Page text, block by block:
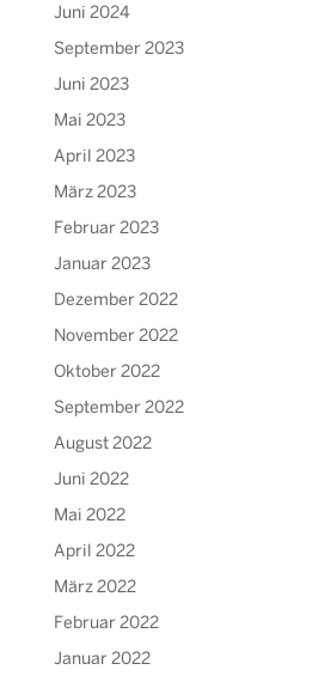
Juni 2024
September 2023
Juni 2023
Mai 2023
April 2023
März 2023
Februar 2023
Januar 2023
Dezember 2022
November 2022
Oktober 2022
September 2022
August 2022
Juni 2022
Mai 2022
April 2022
März 2022
Februar 2022
Januar 2022